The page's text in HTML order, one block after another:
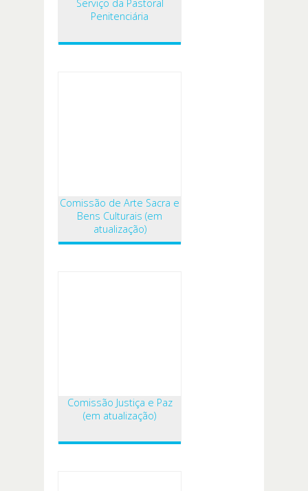
Serviço da Pastoral
Penitenciária
Comissão de Arte Sacra e
Bens Culturais (em
atualização)
Comissão Justiça e Paz
(em atualização)